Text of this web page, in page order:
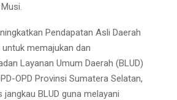
Pendapatan Asli Daerah
memajukan dan
Layanan Umum Daerah (BLUD)
OPD Provinsi Sumatera Selatan,
BLUD guna melayani